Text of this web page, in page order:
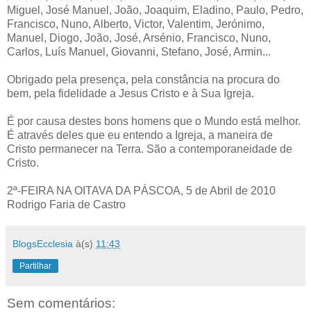
Miguel, José Manuel, João, Joaquim, Eladino, Paulo, Pedro,
Francisco, Nuno, Alberto, Victor, Valentim, Jerónimo,
Manuel, Diogo, João, José, Arsénio, Francisco, Nuno,
Carlos, Luís Manuel, Giovanni, Stefano, José, Armin...
Obrigado pela presença, pela constância na procura do
bem, pela fidelidade a Jesus Cristo e à Sua Igreja.
É por causa destes bons homens que o Mundo está melhor.
É através deles que eu entendo a Igreja, a maneira de
Cristo permanecer na Terra. São a contemporaneidade de
Cristo.
2ª-FEIRA NA OITAVA DA PÁSCOA, 5 de Abril de 2010
Rodrigo Faria de Castro
BlogsEcclesia à(s) 11:43
Partilhar
Sem comentários: